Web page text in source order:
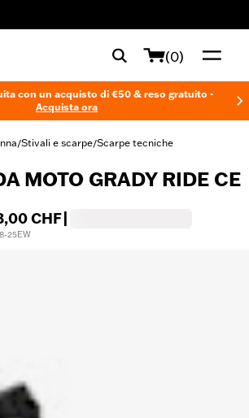
(0)
con un acquisto di €50 & reso gratuito -
Acquista ora
/Stivali e scarpe/Scarpe tecniche
MOTO GRADY RIDE CE
CHF
25EW